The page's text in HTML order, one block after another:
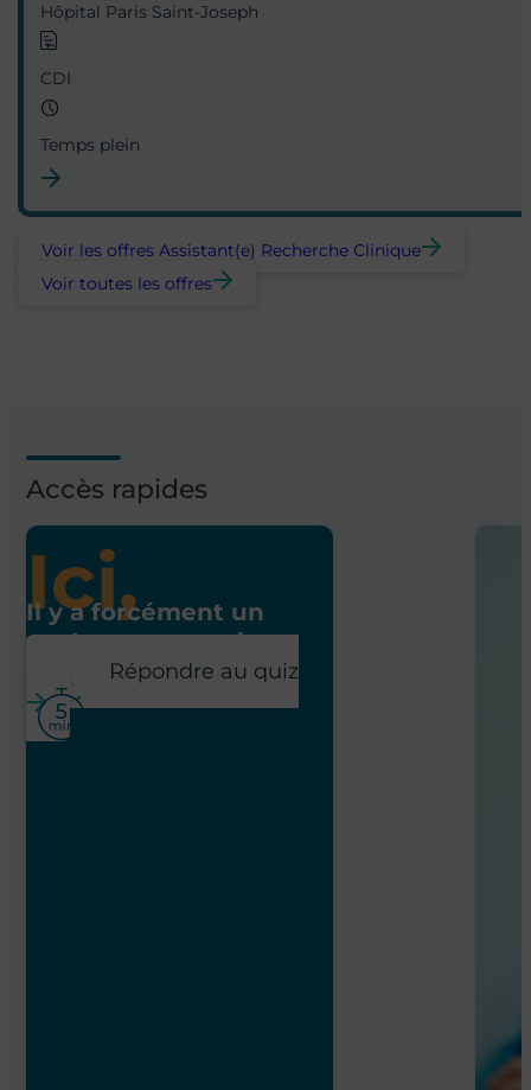
Hôpital Paris Saint-Joseph
CDI
Temps plein
Voir les offres Assistant(e) Recherche Clinique
Voir toutes les offres
Accès rapides
Ici,
Il y a forcément un
poste pour vous !
Répondre au quiz